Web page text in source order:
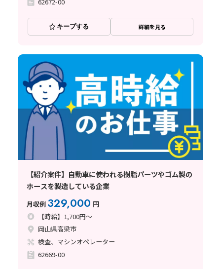
キープする 詳細を見る
【紹介案件】自動車に使われる樹脂パーツやゴム製の
ホースを製造している企業
月収例 329,000 円
【時給】1,700円～
岡山県高梁市
検査、マシンオペレーター
62669-00